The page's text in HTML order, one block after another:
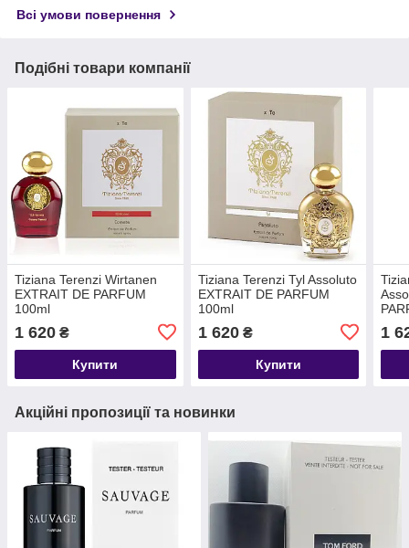
Всі умови повернення
Подібні товари компанії
Tiziana Terenzi Wirtanen
EXTRAIT DE PARFUM
100ml
1 620 ₴
Купити
Tiziana Terenzi Tyl Assoluto
EXTRAIT DE PARFUM
100ml
1 620₴
Купити
1
Акційні пропозиції та новинки